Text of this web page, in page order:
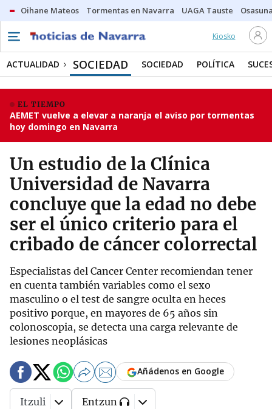
Oihane Mateos Tormentas en Navarra UAGA Tauste
Kiosko
ACTUALIDAD SOCIEDAD SOCIEDAD POLÍTICA
EL TIEMPO
AEMET vuelve a elevar a naranja el aviso por tormentas
hoy domingo en Navarra
Un estudio de la Clínica
Universidad de Navarra
concluye que la edad no debe
ser el único criterio para el
cribado de cáncer colorrectal
Especialistas del Cancer Center recomiendan tener
en cuenta también variables como el sexo
masculino o el test de sangre oculta en heces
positivo porque, en mayores de 65 años sin
colonoscopia, se detecta una carga relevante de
lesiones neoplásicas
Añádenos en Google
Itzuli Entzun